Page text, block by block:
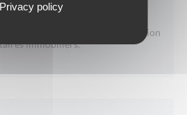
Historique à Guérande
d’information sur l’obligation
immobiliers.
Privacy policy